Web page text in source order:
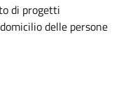
di progetti
delle persone